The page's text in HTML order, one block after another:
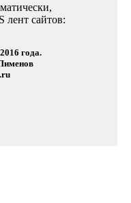
лент сайтов:
года.